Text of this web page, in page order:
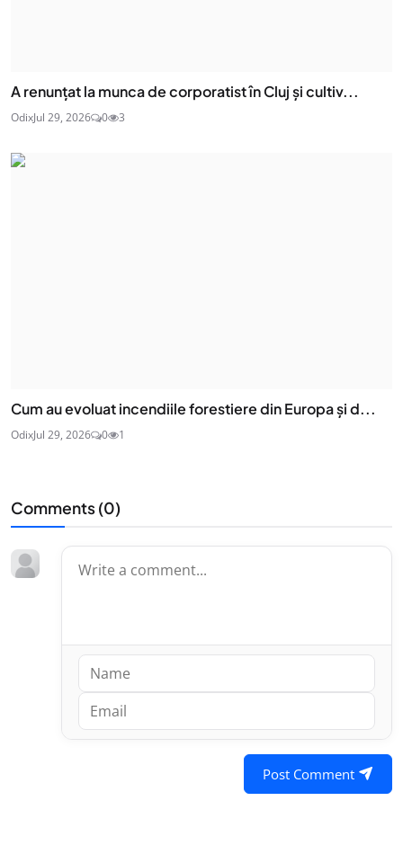
A renunțat la munca de corporatist în Cluj și cultiv...
OdixJul 29, 2026 0 3
Cum au evoluat incendiile forestiere din Europa și d...
OdixJul 29, 2026 0 1
Comments (0)
Post Comment